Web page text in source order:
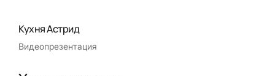
Кухня Астрид
Видеопрезентация